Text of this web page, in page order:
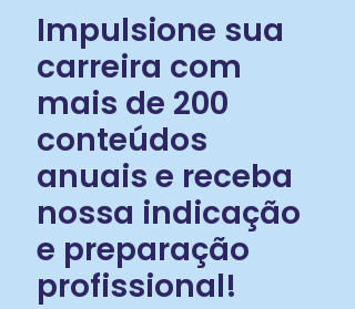
Impulsione sua
carreira com
mais de 200
conteúdos
anuais e receba
nossa indicação
e preparação
profissional!